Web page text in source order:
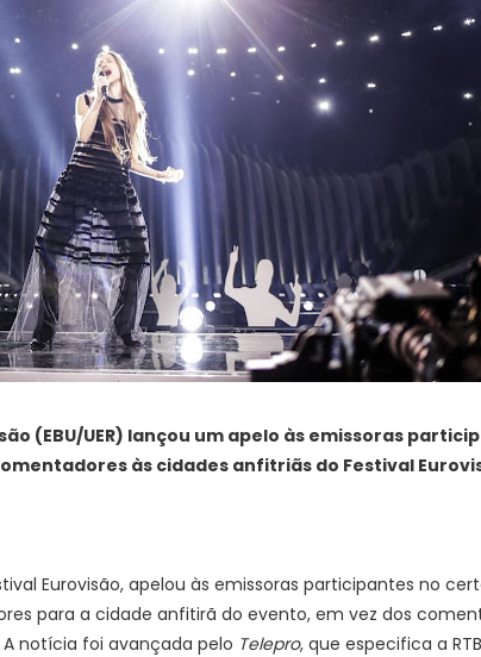
(EBU/UER) lançou um apelo às emissoras
às cidades anfitriãs do Festival
Eurovisão, apelou às emissoras participantes no
para a cidade anfitirã do evento, em vez dos
notícia foi avançada pelo Telepro, que especifica a